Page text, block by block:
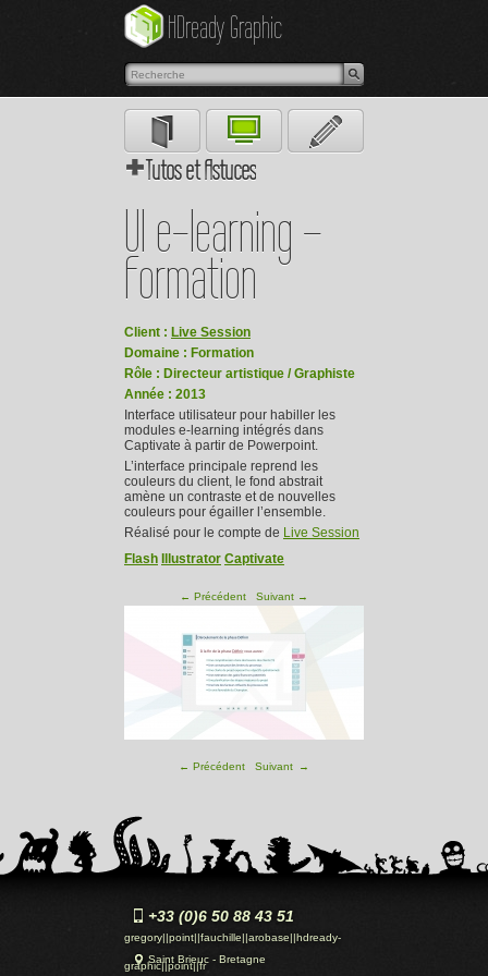
HDready Graphic
GraphisteWebdesigner
Tutos et Astuces
UI e-learning –
Formation
Client : Live Session
Domaine : Formation
Rôle : Directeur artistique / Graphiste
Année : 2013
Interface utilisateur pour habiller les
modules e-learning intégrés dans
Captivate à partir de Powerpoint.
L’interface principale reprend les
couleurs du client, le fond abstrait
amène un contraste et de nouvelles
couleurs pour égailler l’ensemble.
Réalisé pour le compte de Live Session
Flash Illustrator Captivate
← Précédent Suivant →
← Précédent Suivant →
Satisfait
ou
Devis gratuits en 24H !
+33 (0)6 50 88 43 51
gregory||point||fauchille||arobase||hdready-
graphic||point||fr
Saint Brieuc - Bretagne
J'accepte